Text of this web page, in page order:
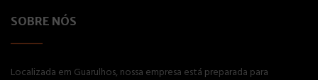
SOBRE NÓS
Localizada em Guarulhos, nossa empresa está preparada para